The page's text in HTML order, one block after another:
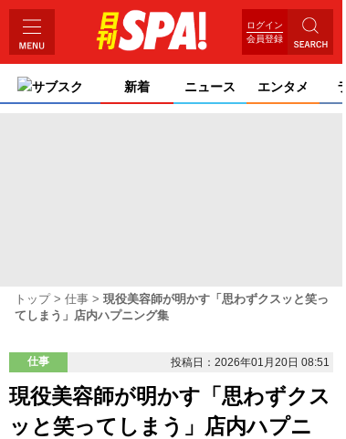
ログイン
会員登録
サブスク 新着 ニュース エンタメ
トップ 仕事
現役美容師が明かす「思わずクスッと笑っ
てしまう」店内ハプニング集
仕事 投稿日：2026年01月20日 08:51
現役美容師が明かす「思わずクス
ッと笑ってしまう」店内ハプニ